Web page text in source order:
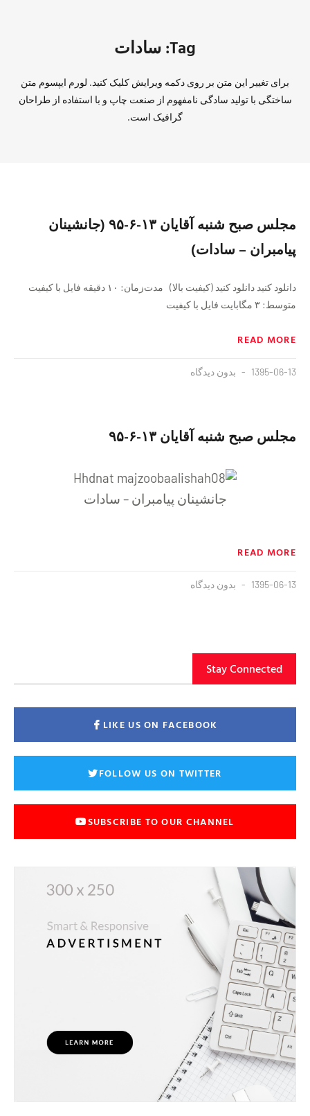
Tag: سادات
برای تغییر این متن بر روی دکمه ویرایش کلیک کنید. لورم ایپسوم متن
ساختگی با تولید سادگی نامفهوم از صنعت چاپ و با استفاده از طراحان
گرافیک است.
مجلس صبح شنبه آقايان ١٣-۶-۹۵ (جانشینان
پیامبران – سادات)
دانلود کنید دانلود کنید (کیفیت بالا) مدت‌زمان: ١٠ دقيقه فايل با کیفیت
متوسط: ۳ مگابایت فايل با کیفیت
READ MORE
1395-06-13 بدون دیدگاه
مجلس صبح شنبه آقايان ١٣-۶-۹۵
جانشینان پیامبران – سادات
READ MORE
1395-06-13 بدون دیدگاه
Stay Connected
LIKE US ON FACEBOOK
FOLLOW US ON TWITTER
SUBSCRIBE TO OUR CHANNEL